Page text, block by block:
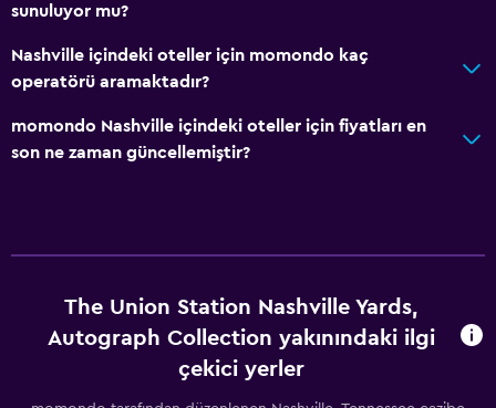
Otomat (atıştırmalık)
Duş bonesi
sunuluyor mu?
Nashville içindeki oteller için momondo kaç
operatörü aramaktadır?
momondo Nashville içindeki oteller için fiyatları en
son ne zaman güncellemiştir?
The Union Station Nashville Yards,
Autograph Collection yakınındaki ilgi
çekici yerler